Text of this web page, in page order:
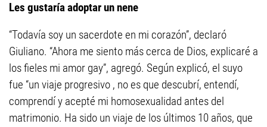
Les gustaría adoptar un nene
“Todavía soy un sacerdote en mi corazón”, declaró
Giuliano. “Ahora me siento más cerca de Dios, explicaré a
los fieles mi amor gay”, agregó. Según explicó, el suyo
fue “un viaje progresivo , no es que descubrí, entendí,
comprendí y acepté mi homosexualidad antes del
matrimonio. Ha sido un viaje de los últimos 10 años, que